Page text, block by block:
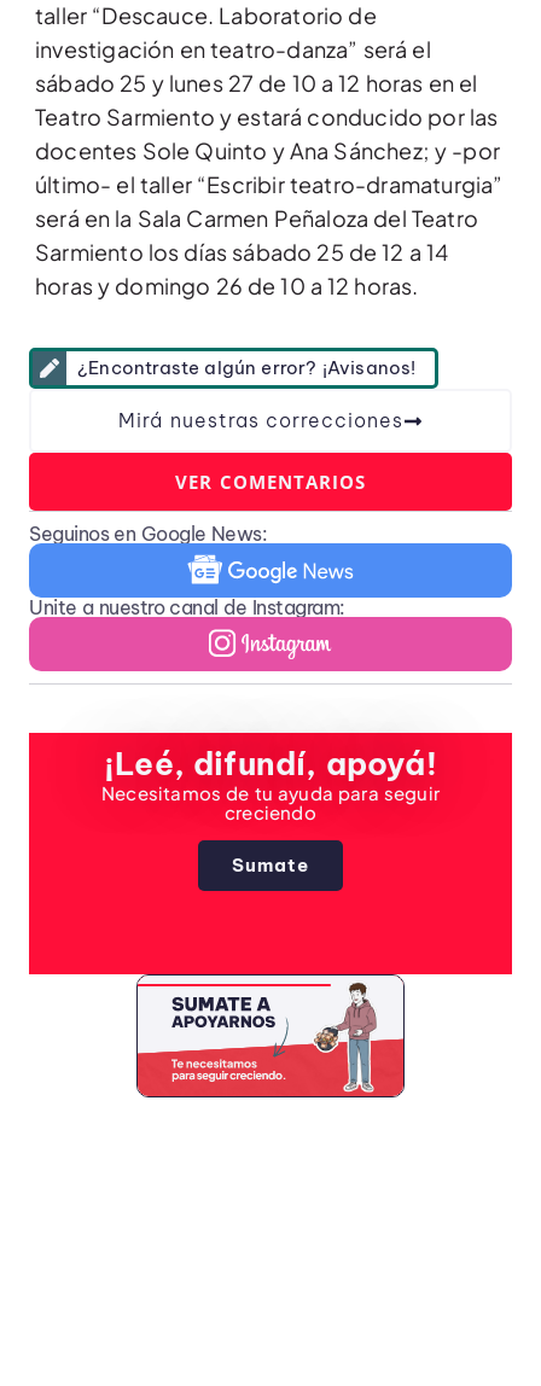
taller “Descauce. Laboratorio de
investigación en teatro-danza” será el
sábado 25 y lunes 27 de 10 a 12 horas en el
Teatro Sarmiento y estará conducido por las
docentes Sole Quinto y Ana Sánchez; y -por
último- el taller “Escribir teatro-dramaturgia”
será en la Sala Carmen Peñaloza del Teatro
Sarmiento los días sábado 25 de 12 a 14
horas y domingo 26 de 10 a 12 horas.
¿Encontraste algún error? ¡Avisanos!
Mirá nuestras correcciones
VER COMENTARIOS
Seguinos en Google News:
Unite a nuestro canal de Instagram:
¡Leé, difundí, apoyá!
Necesitamos de tu ayuda para seguir
creciendo
Sumate